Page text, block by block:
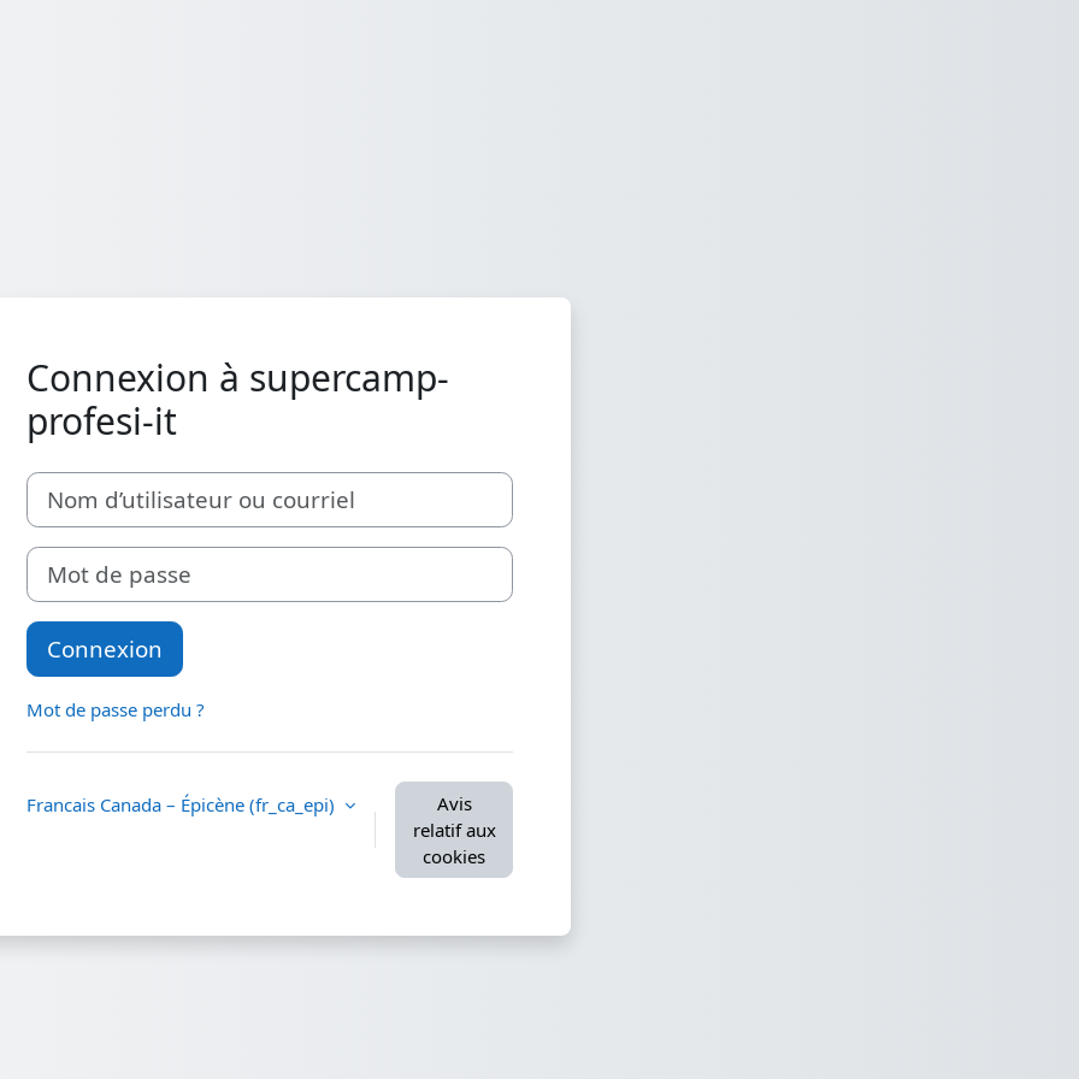
Connexion à supercamp-
profesi-it
Nom d’utilisateur ou courriel
Mot de passe
Connexion
Mot de passe perdu ?
Francais Canada – Épicène ‎(fr_ca_epi)‎
Avis
relatif aux
cookies